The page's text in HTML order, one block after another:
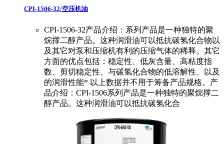
CPI-1506-32/空压机油
CPI-1506-32产品介绍：系列产品是一种独特的聚
烷撑二醇产品。这种润滑油可以抵抗碳氢化合物以
及其它对泵和压缩机有利的压缩气体的稀释。其它
方面的优点包括：稳定性、低灰含量、高粘度指
数、剪切稳定性、与碳氢化合物的低溶解性、以及
的润滑性能* 以上数据并不用于筹备产品规格。产
品介绍：CPI-1506系列产品是一种独特的聚烷撑二
醇产品。这种润滑油可以抵抗碳氢化合